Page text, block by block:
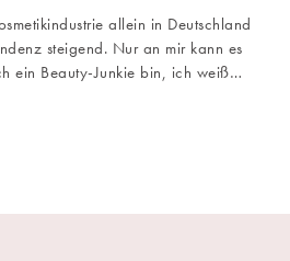
allein in Deutschland
steigend. Nur an mir kann es
ein Beauty-Junkie bin, ich weiß…